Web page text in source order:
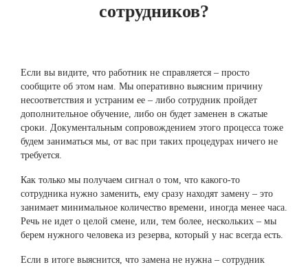
сотрудников?
Если вы видите, что работник не справляется – просто
сообщите об этом нам. Мы оперативно выясним причину
несоответствия и устраним ее – либо сотрудник пройдет
дополнительное обучение, либо он будет заменен в сжатые
сроки. Документальным сопровождением этого процесса тоже
будем заниматься мы, от вас при таких процедурах ничего не
требуется.
Как только мы получаем сигнал о том, что какого-то
сотрудника нужно заменить, ему сразу находят замену – это
занимает минимальное количество времени, иногда менее часа.
Речь не идет о целой смене, или, тем более, нескольких – мы
берем нужного человека из резерва, который у нас всегда есть.
Если в итоге выяснится, что замена не нужна – сотрудник